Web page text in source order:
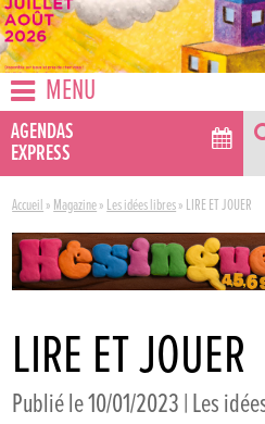
MENU
AGENDAS
EXPRESS
Accueil » Magazine» Les idées libres» LIRE ET JOUER
LIRE ET JOUER
Publié le 10/01/2023 |Les